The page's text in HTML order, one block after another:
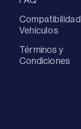
Compatibilidad
Vehículos
Términos y
Condiciones
Payment